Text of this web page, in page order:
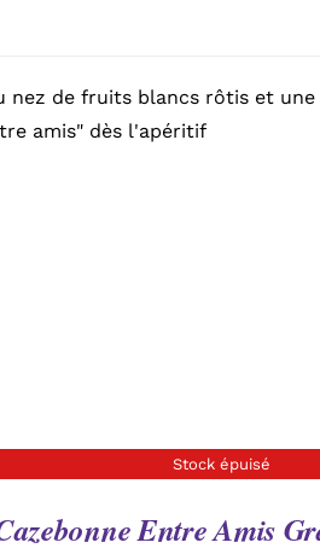
nez de fruits blancs rôtis et
amis" dès l'apéritif
Stock épuisé
Entre Amis